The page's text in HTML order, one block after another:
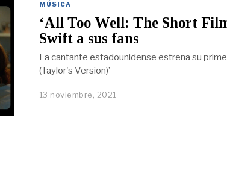
MÚSICA
‘All Too Well: The Short
Swift a sus fans
La cantante estadounidense estrena su
(Taylor's Version)’
13 noviembre, 2021